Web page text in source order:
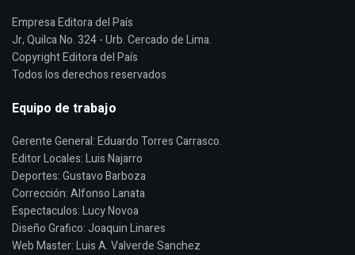
Empresa Editora del País
Jr, Quilca No. 324 - Urb. Cercado de Lima.
Copyright Editora del País
Todos los derechos reservados
Equipo de trabajo
Gerente General: Eduardo Torres Carrasco.
Editor Locales: Luis Najarro
Deportes: Gustavo Barboza
Corrección: Alfonso Lanata
Espectaculos: Lucy Novoa
Diseño Grafico: Joaquin Linares
Web Master: Luis A. Valverde Sanchez